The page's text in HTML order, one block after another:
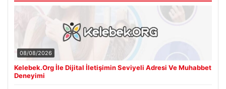
08/08/2026
Kelebek.Org İle Dijital İletişimin Seviyeli Adresi Ve Muhabbet
Deneyimi